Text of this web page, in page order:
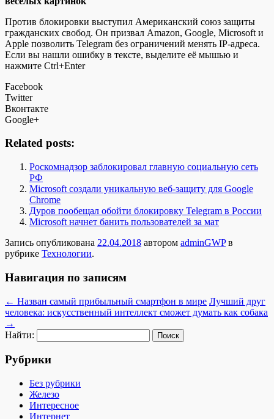
Против блокировки выступил Американский союз защиты
гражданских свобод. Он призвал Amazon, Google, Microsoft и
Apple позволить Telegram без ограничений менять IP-адреса.
Если вы нашли ошибку в тексте, выделите её мышью и
нажмите Ctrl+Enter
Facebook
Twitter
Вконтакте
Google+
Related posts:
Роскомнадзор заблокировал главную социальную сеть
РФ
Microsoft создали уникальную веб-защиту для Google
Chrome
Дуров пообещал обойти блокировку Telegram в России
Microsoft начнет банить пользователей за мат
Запись опубликована 22.04.2018 автором adminGWPв
рубрике Технологии.
Навигация по записям
← Назван самый прибыльный смартфон в мире Лучший друг
человека: искусственный интеллект сможет думать как собака
→
Найти:
Рубрики
Без рубрики
Железо
Интересное
Интернет